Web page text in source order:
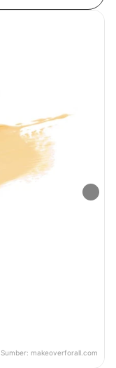
Sumber: makeoverforall.com